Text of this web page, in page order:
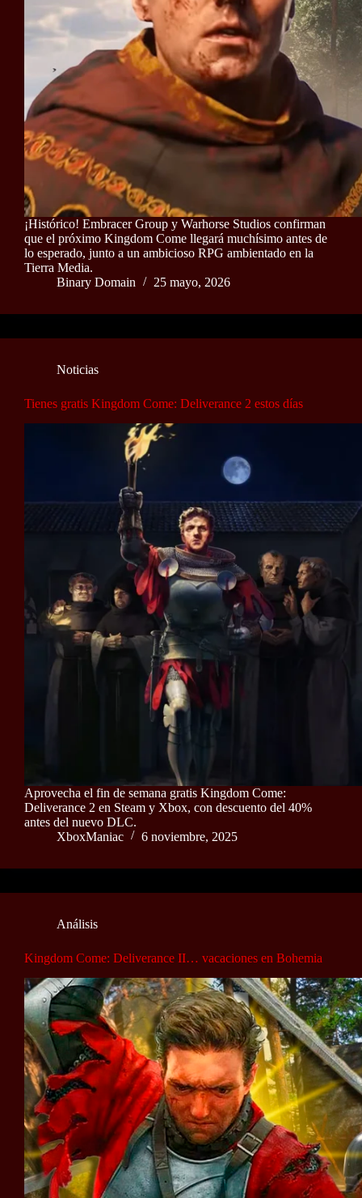
¡Histórico! Embracer Group y Warhorse Studios confirman
que el próximo Kingdom Come llegará muchísimo antes de
lo esperado, junto a un ambicioso RPG ambientado en la
Tierra Media.
Binary Domain
25 mayo, 2026
Noticias
Tienes gratis Kingdom Come: Deliverance 2 estos días
Aprovecha el fin de semana gratis Kingdom Come:
Deliverance 2 en Steam y Xbox, con descuento del 40%
antes del nuevo DLC.
XboxManiac
6 noviembre, 2025
Análisis
Kingdom Come: Deliverance II… vacaciones en Bohemia